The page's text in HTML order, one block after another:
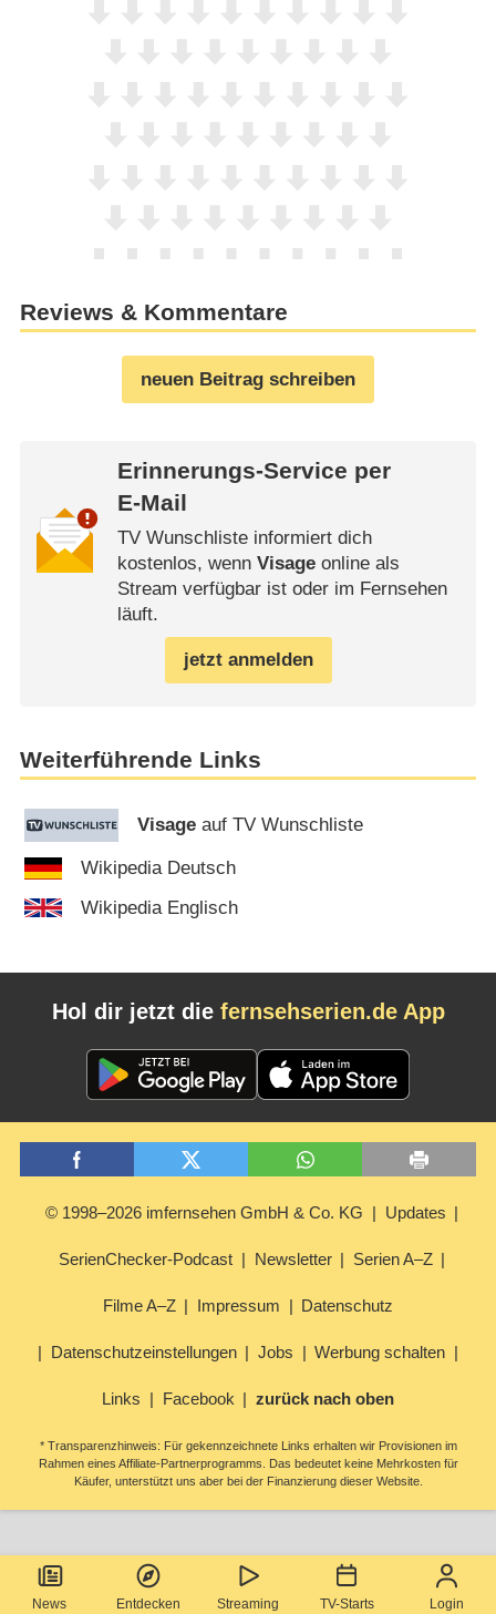
News Entdecken Streaming TV-Starts Login
Reviews & Kommentare
neuen Beitrag schreiben
Erinnerungs-Service per
E-Mail
TV Wunschliste informiert dich
kostenlos, wenn Visageonline als
Stream verfügbar ist oder im Fernsehen
läuft.
jetzt anmelden
Weiterführende Links
Visage auf TV Wunschliste
Wikipedia Deutsch
Wikipedia Englisch
Hol dir jetzt die fernsehserien.de App
© 1998–2026 imfernsehen GmbH & Co. KG Updates
SerienChecker-Podcast Newsletter Serien A–Z
Filme A–Z Impressum Datenschutz
Datenschutzeinstellungen Jobs Werbung schalten
Links Facebook zurück nach oben
* Transparenzhinweis: Für gekennzeichnete Links erhalten wir Provisionen im
Rahmen eines Affiliate-Partnerprogramms. Das bedeutet keine Mehrkosten für
Käufer, unterstützt uns aber bei der Finanzierung dieser Website.